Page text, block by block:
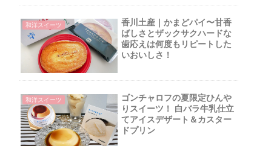
和洋スイーツ
香川土産｜かまどパイ〜甘香
ばしさとザックサクハードな
歯応えは何度もリピートした
いおいしさ！
和洋スイーツ
ゴンチャロフの夏限定ひんや
りスイーツ！ 白バラ牛乳仕立
てアイスデザート＆カスター
ドプリン